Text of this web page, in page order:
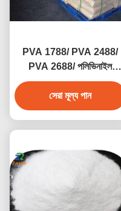
PVA 1788/ PVA 2488/
PVA 2688/ পলিভিনাইল
অ্যালকোহল CAS 9002-89-5
সেরা মূল্য পান